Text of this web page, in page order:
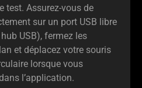
test. Assurez-vous de
sur un port USB libre
USB), fermez les
et déplacez votre souris
lorsque vous
l’application.